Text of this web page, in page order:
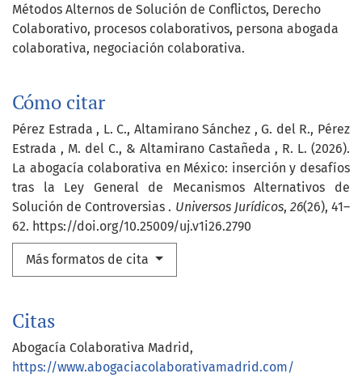
Métodos Alternos de Solución de Conflictos, Derecho
Colaborativo, procesos colaborativos, persona abogada
colaborativa, negociación colaborativa.
Cómo citar
Pérez Estrada , L. C., Altamirano Sánchez , G. del R., Pérez
Estrada , M. del C., & Altamirano Castañeda , R. L. (2026).
La abogacía colaborativa en México: inserción y desafíos
tras la Ley General de Mecanismos Alternativos de
Solución de Controversias . Universos Jurídicos, 26(26), 41–
62. https://doi.org/10.25009/uj.v1i26.2790
Más formatos de cita
Citas
Abogacía Colaborativa Madrid,
https://www.abogaciacolaborativamadrid.com/